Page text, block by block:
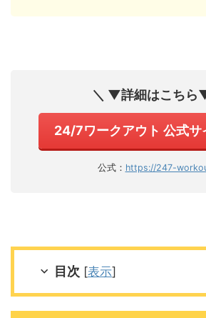
＼ ▼詳細はこちら
24/7ワークアウト 公式サ
公式： https://247-
目次 [表示]